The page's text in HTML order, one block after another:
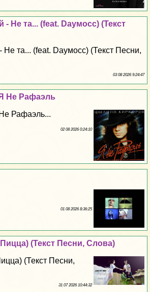
Не та... (feat. Dayмосс) (Текст
та... (feat. Dayмосс) (Текст Песни,
03 08 2026 9:24:47
Не Рафаэль
Рафаэль...
02 08 2026 0:24:10
01 08 2026 8:36:25
(Текст Песни, Слова)
(Текст Песни,
31 07 2026 10:44:32